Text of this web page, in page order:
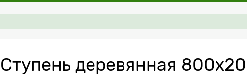
Ступень деревянная